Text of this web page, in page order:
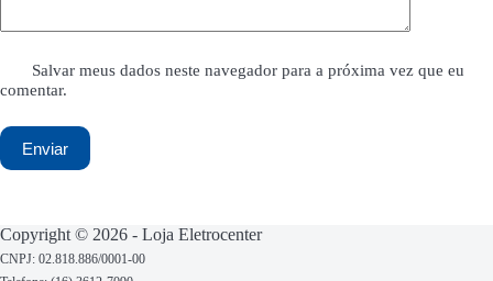
Salvar meus dados neste navegador para a próxima vez que eu
comentar.
Enviar
Copyright © 2026 - Loja Eletrocenter
CNPJ: 02.818.886/0001-00